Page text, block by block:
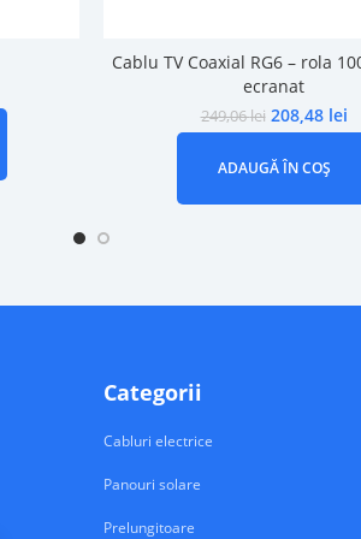
Cablu TV Coaxial RG6 – rola
ecranat
249,06lei 208,48 lei
ADAUGĂ ÎN COȘ
Categorii
Cabluri electrice
Panouri solare
Prelungitoare